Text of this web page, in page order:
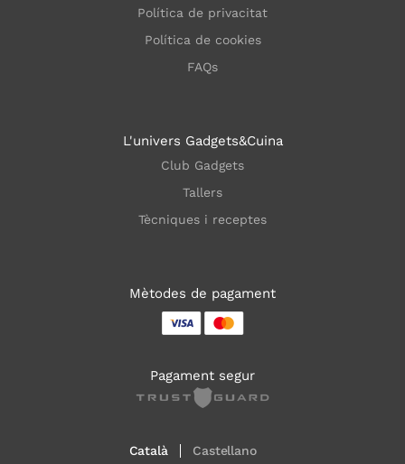
Política de privacitat
Política de cookies
FAQs
L'univers Gadgets&Cuina
Club Gadgets
Tallers
Tècniques i receptes
Mètodes de pagament
Pagament segur
Català Castellano